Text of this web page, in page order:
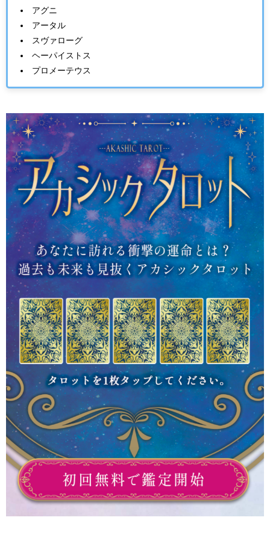
アグニ
アータル
スヴァローグ
ヘーパイストス
プロメーテウス